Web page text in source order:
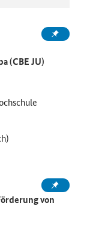
(CBE JU)
von